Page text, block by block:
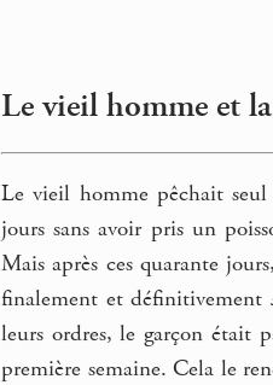
Le vieil homme et
Le vieil homme pêchait
jours sans avoir pris un
Mais après ces quarante
finalement et définitivement
leurs ordres, le garçon était
première semaine. Cela le